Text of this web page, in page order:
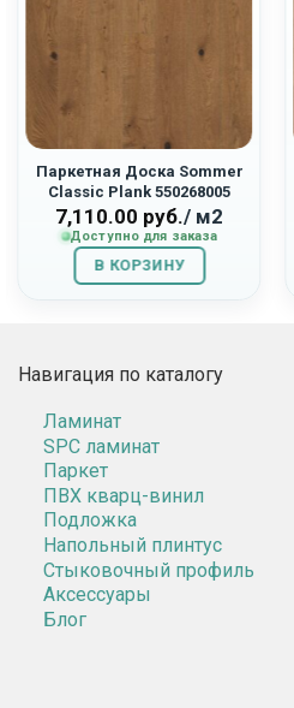
Паркетная Доска Sommer
Classic Plank 550268005
«Дуб Ильмень Браш»
7,110.00 руб./ м2
Доступно для заказа
В КОРЗИНУ
Навигация по каталогу
Ламинат
SPC ламинат
Паркет
ПВХ кварц-винил
Подложка
Напольный плинтус
Стыковочный профиль
Аксессуары
Блог